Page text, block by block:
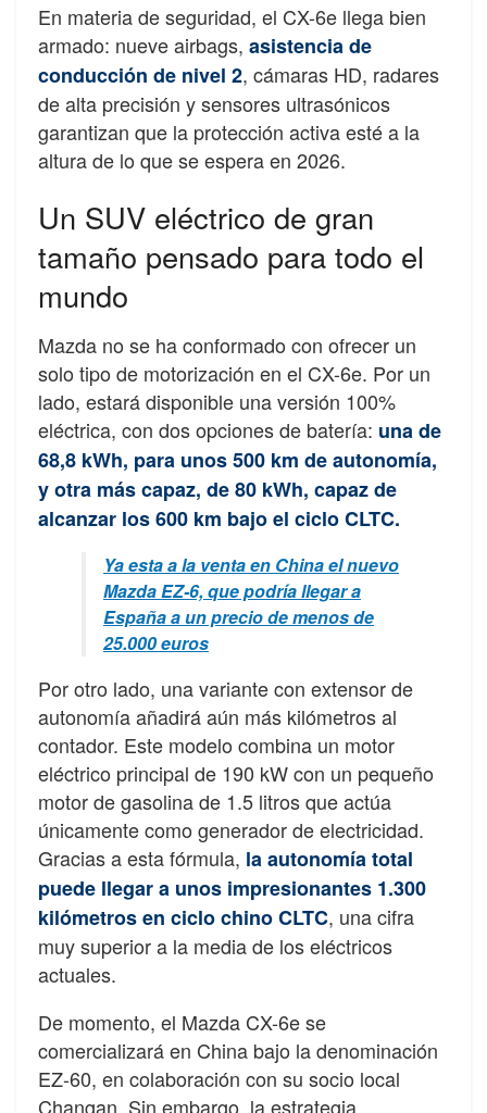
En materia de seguridad, el CX-6e llega bien
armado: nueve airbags, asistencia de
conducción de nivel 2, cámaras HD, radares
de alta precisión y sensores ultrasónicos
garantizan que la protección activa esté a la
altura de lo que se espera en 2026.
Un SUV eléctrico de gran
tamaño pensado para todo el
mundo
Mazda no se ha conformado con ofrecer un
solo tipo de motorización en el CX-6e. Por un
lado, estará disponible una versión 100%
eléctrica, con dos opciones de batería: una de
68,8 kWh, para unos 500 km de autonomía,
y otra más capaz, de 80 kWh, capaz de
alcanzar los 600 km bajo el ciclo CLTC.
Ya esta a la venta en China el nuevo
Mazda EZ-6, que podría llegar a
España a un precio de menos de
25.000 euros
Por otro lado, una variante con extensor de
autonomía añadirá aún más kilómetros al
contador. Este modelo combina un motor
eléctrico principal de 190 kW con un pequeño
motor de gasolina de 1.5 litros que actúa
únicamente como generador de electricidad.
Gracias a esta fórmula, la autonomía total
puede llegar a unos impresionantes 1.300
kilómetros en ciclo chino CLTC, una cifra
muy superior a la media de los eléctricos
actuales.
De momento, el Mazda CX-6e se
comercializará en China bajo la denominación
EZ-60, en colaboración con su socio local
Changan. Sin embargo, la estrategia